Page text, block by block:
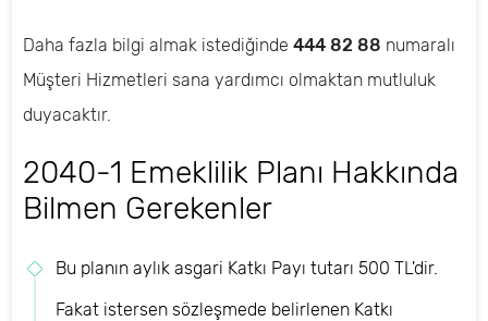
Daha fazla bilgi almak istediğinde 444 82 88 numaralı
Müşteri Hizmetleri sana yardımcı olmaktan mutluluk
duyacaktır.
2040-1 Emeklilik Planı Hakkında
Bilmen Gerekenler
Bu planın aylık asgari Katkı Payı tutarı 500 TL'dir.
Fakat istersen sözleşmede belirlenen Katkı